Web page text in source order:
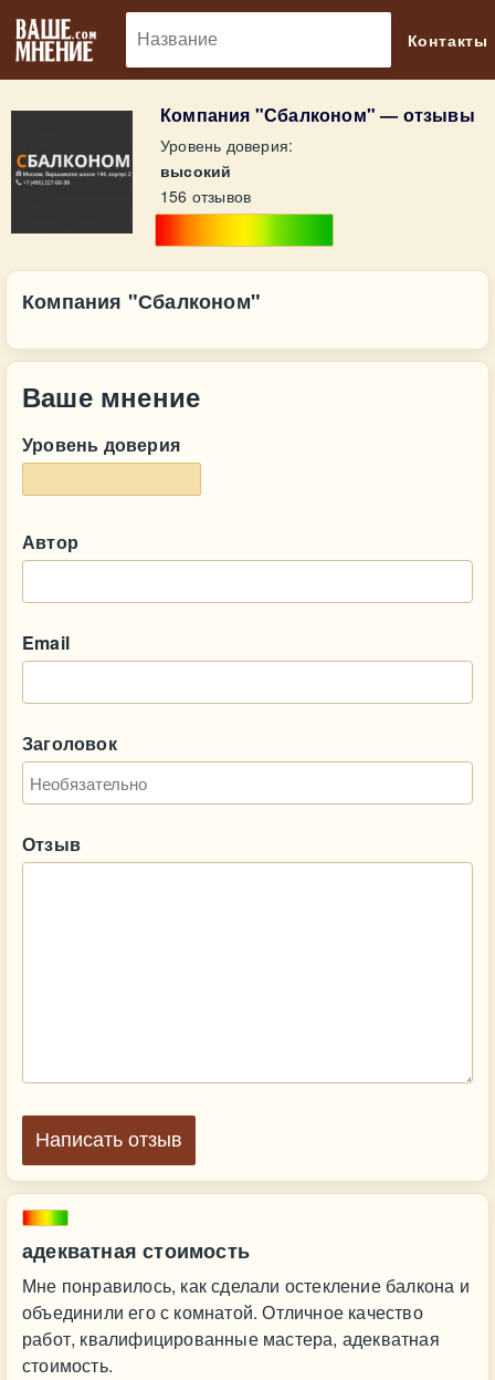
Контакты
Компания "Сбалконом" — отзывы
Уровень доверия:
высокий
156 отзывов
адекватная стоимость
Мне понравилось, как сделали остекление балкона и
объединили его с комнатой. Отличное качество
работ, квалифицированные мастера, адекватная
стоимость.
Компания "Сбалконом"
Ваше мнение
Уровень доверия
Автор
Email
Заголовок
Отзыв
Написать отзыв